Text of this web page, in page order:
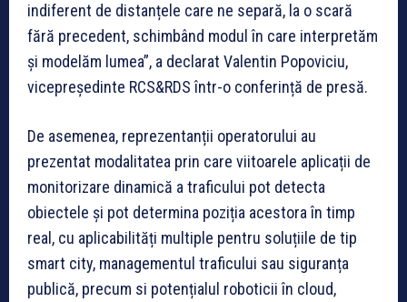
indiferent de distanțele care ne separă, la o scară
fără precedent, schimbând modul în care interpretăm
și modelăm lumea”, a declarat Valentin Popoviciu,
vicepreședinte RCS&RDS într-o conferință de presă.
De asemenea, reprezentanții operatorului au
prezentat modalitatea prin care viitoarele aplicații de
monitorizare dinamică a traficului pot detecta
obiectele și pot determina poziția acestora în timp
real, cu aplicabilități multiple pentru soluțiile de tip
smart city, managementul traficului sau siguranța
publică, precum si potențialul roboticii în cloud,